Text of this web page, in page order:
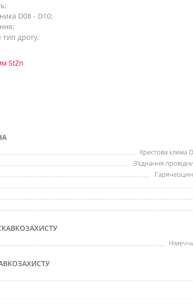
D08 - D10;
тип дроту.
StZn
Хрестова клема
З'єднання